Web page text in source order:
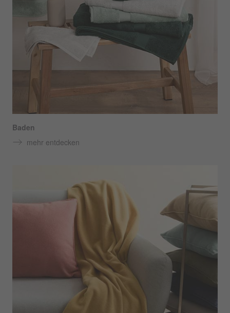
Baden
mehr entdecken